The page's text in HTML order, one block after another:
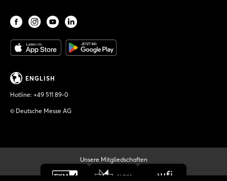
ENGLISH
Hotline: +49 511 89-0
© Deutsche Messe AG
Unsere Mitgliedschaften